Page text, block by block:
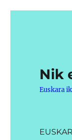
Nik
Euskara